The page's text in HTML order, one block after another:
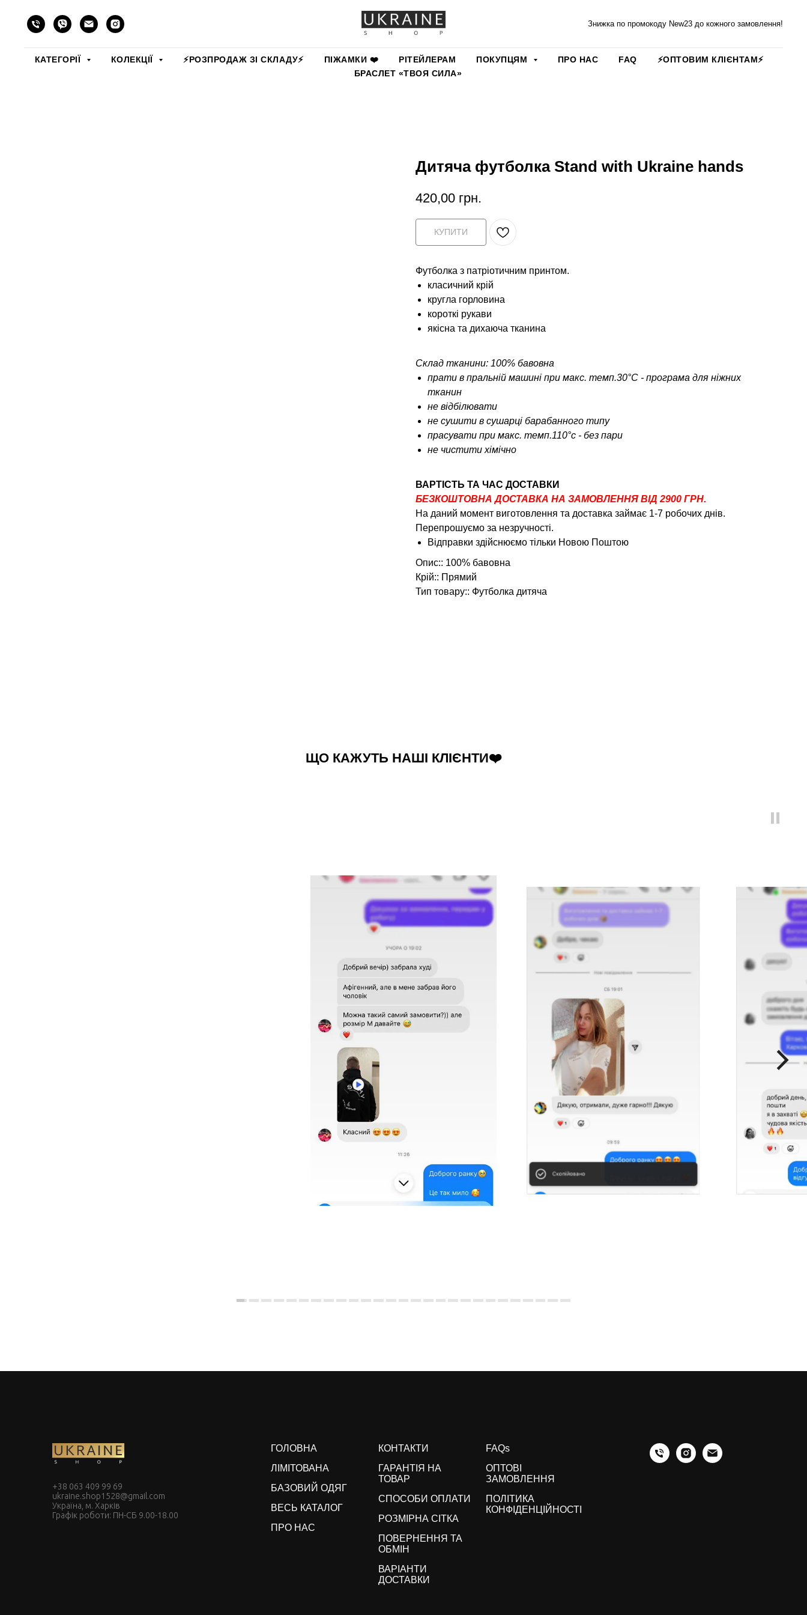
Знижка по промокоду New23 до кожного замовлення!
КАТЕГОРІЇ КОЛЕКЦІЇ ⚡️РОЗПРОДАЖ ЗІ СКЛАДУ⚡️ ПІЖАМКИ ❤️ РІТЕЙЛЕРАМ ПОКУПЦЯМ ПРО НАС FAQ
⚡️ОПТОВИМ КЛІЄНТАМ⚡️
БРАСЛЕТ «ТВОЯ СИЛА»
Дитяча футболка Stand with Ukraine hands
420,00 грн.
КУПИТИ
Футболка з патріотичним принтом.
класичний крій
кругла горловина
короткі рукави
якісна та дихаюча тканина
Склад тканини: 100% бавовна
прати в пральній машині при макс. темп.30°С - програма для ніжних
тканин
не відбілювати
не сушити в сушарці барабанного типу
прасувати при макс. темп.110°c - без пари
не чистити хімічно
ВАРТІСТЬ ТА ЧАС ДОСТАВКИ
БЕЗКОШТОВНА ДОСТАВКА НА ЗАМОВЛЕННЯ ВІД 2900 ГРН.
На даний момент виготовлення та доставка займає 1-7 робочих днів.
Перепрошуємо за незручності.
Відправки здійснюємо тільки Новою Поштою
Опис:: 100% бавовна
Крій:: Прямий
Тип товару:: Футболка дитяча
ЩО КАЖУТЬ НАШІ КЛІЄНТИ❤️
+38 063 409 99 69
ukraine.shop1528@gmail.com
Україна, м. Харків
Графік роботи: ПН-СБ 9.00-18.00
ГОЛОВНА
ЛІМІТОВАНА
БАЗОВИЙ ОДЯГ
ВЕСЬ КАТАЛОГ
ПРО НАС
КОНТАКТИ
ГАРАНТІЯ НА
ТОВАР
СПОСОБИ ОПЛАТИ
РОЗМІРНА СІТКА
ПОВЕРНЕННЯ ТА
ОБМІН
ВАРІАНТИ
ДОСТАВКИ
FAQs
ОПТОВІ
ЗАМОВЛЕННЯ
ПОЛІТИКА
КОНФІДЕНЦІЙНОСТІ